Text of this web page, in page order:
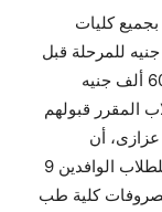
طالب وطالبة بجميع كليات
المصروفات بكلية الطب 55 ألف جنيه للمرحلة قبل
الإكلينيكية، وللطلاب الوافدين 16 ألف دولار، و60 ألف جنيه
وعدد الطلاب المقرر قبولهم
أن
مصروفات كلية الصيدلة بلغت 41 ألف جنيه، وللطلاب الوافدين 9
طالب، وبلغت مصروفات كلية طب